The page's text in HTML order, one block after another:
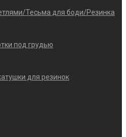
Тесьма для боди/Резинка
под грудью
для резинок